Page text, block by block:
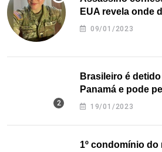
EUA revela onde
09/01/2023
Brasileiro é
Panamá e pode
nos EUA
19/01/2023
1º condomínio